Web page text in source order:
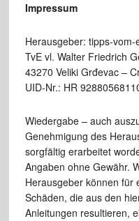
Impressum
Herausgeber: tipps-vom-
TvE vl. Walter Friedrich
43270 Veliki Grđevac –
UID-Nr.: HR
Wiedergabe – auch
Genehmigung des
sorgfältig erarbeitet
Angaben ohne Gewähr.
Herausgeber können für
Schäden, die aus den
Anleitungen resultieren,